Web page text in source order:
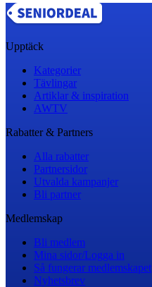
Upptäck
Kategorier
Tävlingar
Artiklar & inspiration
AWTV
Rabatter & Partners
Alla rabatter
Partnersidor
Utvalda kampanjer
Bli partner
Medlemskap
Bli medlem
Mina sidor/Logga in
Så fungerar medlemskapet
Nyhetsbrev